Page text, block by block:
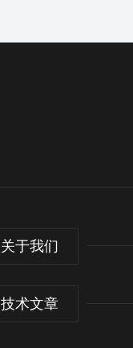
关于我们
技术文章